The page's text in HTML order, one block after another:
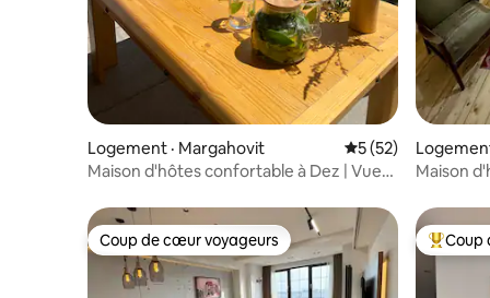
Logement · Margahovit Note moyenne de
5 (52)
Maison d'hôtes confortable à Dez | Vues
Maison
Coup de cœur voyageurs
Coup de cœur voyageurs Coup
Coup